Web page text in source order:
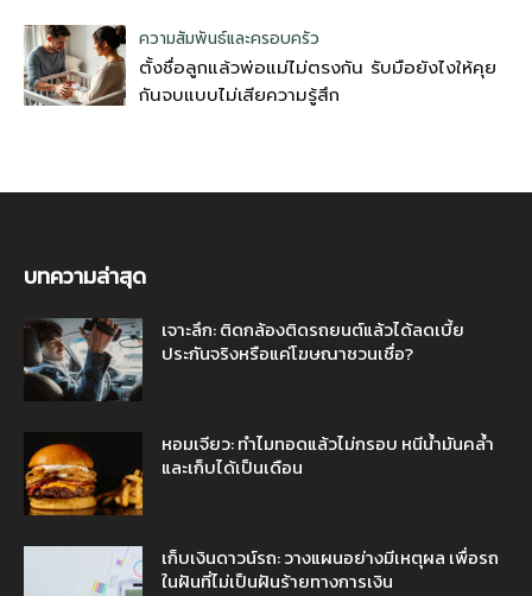
ความสัมพันธ์และครอบครัว
ตั้งชื่อลูกแล้วพ่อแม่ไม่ตรงกัน รับมือยังไงให้คุย
กันจบแบบไม่เสียความรู้สึก
บทความล่าสุด
เจาะลึก: ติดกล้องติดรถยนต์แล้วได้ลดเบี้ย
ประกันจริงหรือแค่โฆษณาชวนเชื่อ?
หอมเจียว: ทำไมทอดแล้วไม่กรอบ หนีน้ำมันคล้ำ
และเก็บได้เป็นเดือน
เก็บเงินดาวน์รถ: วางแผนอย่างมีเหตุผล เพื่อรถ
ในฝันที่ไม่เป็นฝันร้ายทางการเงิน